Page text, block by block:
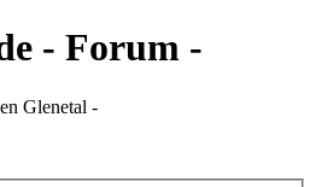
- Forum -
Glenetal -